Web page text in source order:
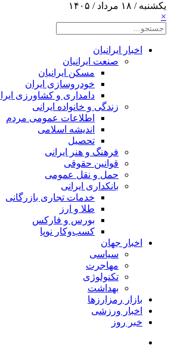
یکشنبه / ۱۸ مرداد / ۱۴۰۵
×
اخبار ایرانیان
صنعت ایرانیان
مسکن ایرانیان
خودروسازی ایران
دامداری و کشاورزی
زندگی و خانواده ایرانی
اطلاعات عمومی مردم
اندیشه اسلامی
تحصیل
فرهنگ و هنر ایرانی
قوانین حقوقی
حمل و نقل عمومی
بانکداری ایرانی
خدمات تجاری بازرگانی
طلا و ارز
بورس و فارکس
کسب‌وکار نوپا
اخبار جهان
سیاسی
مهاجرت
تکنولوژی
بهداشت
بازار رمزارزها
اخبار ورزشی
خبر روز